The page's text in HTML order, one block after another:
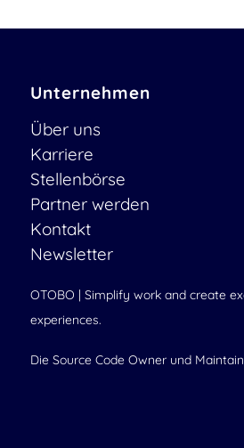
Unternehmen
Über uns
Karriere
Stellenbörse
Partner werden
Kontakt
Newsletter
OTOBO | Simplify work and create
experiences.
Die Source Code Owner und